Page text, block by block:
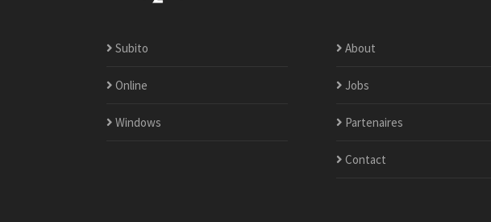
Subito
Online
Windows
About
Jobs
Partenaires
Contact